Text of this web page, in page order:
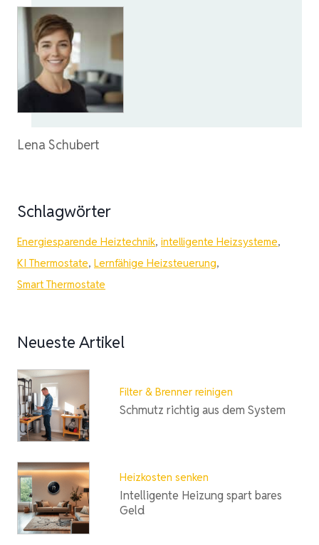
Lena Schubert
Schlagwörter
Energiesparende Heiztechnik, intelligente Heizsysteme,
KI Thermostate, Lernfähige Heizsteuerung,
Smart Thermostate
Neueste Artikel
Filter & Brenner reinigen
Schmutz richtig aus dem System
Heizkosten senken
Intelligente Heizung spart bares
Geld